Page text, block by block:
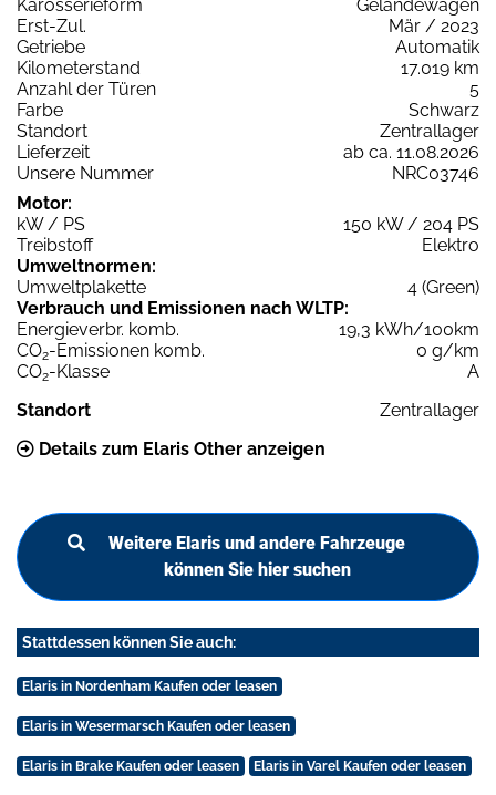
Karosserieform
Geländewagen
Erst-Zul.
Mär / 2023
Getriebe
Automatik
Kilometerstand
17.019 km
Anzahl der Türen
5
Farbe
Schwarz
Standort
Zentrallager
Lieferzeit
ab ca. 11.08.2026
Unsere Nummer
NRC03746
Motor:
kW / PS
150 kW / 204 PS
Treibstoff
Elektro
Umweltnormen:
Umweltplakette
4 (Green)
Verbrauch und Emissionen nach WLTP:
Energieverbr. komb.
19,3 kWh/100km
CO2-Emissionen komb.
0 g/km
CO2-Klasse
A
Standort
Zentrallager
Details zum Elaris Other anzeigen
Weitere Elaris und andere Fahrzeuge
können Sie hier suchen
Stattdessen können Sie auch:
Elaris in Nordenham Kaufen oder leasen
Elaris in Wesermarsch Kaufen oder leasen
Elaris in Brake Kaufen oder leasen Elaris in Varel Kaufen oder leasen